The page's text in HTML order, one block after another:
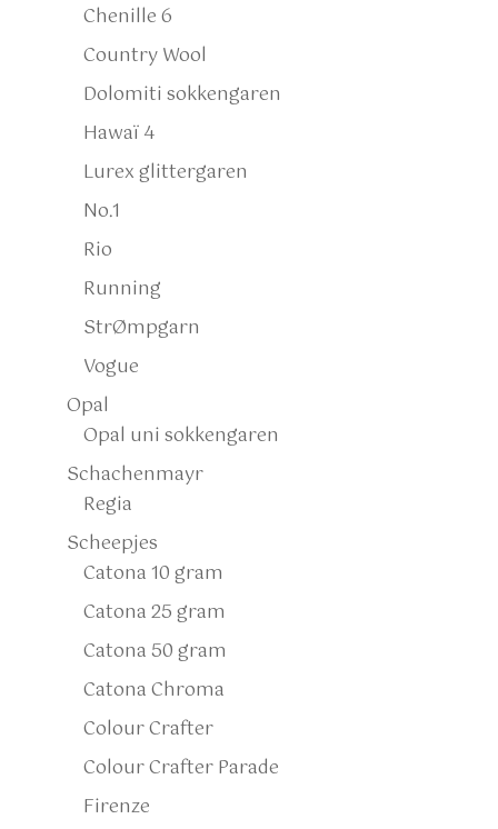
Chenille 6
Country Wool
Dolomiti sokkengaren
Hawaï 4
Lurex glittergaren
No.1
Rio
Running
StrØmpgarn
Vogue
Opal
Opal uni sokkengaren
Schachenmayr
Regia
Scheepjes
Catona 10 gram
Catona 25 gram
Catona 50 gram
Catona Chroma
Colour Crafter
Colour Crafter Parade
Firenze